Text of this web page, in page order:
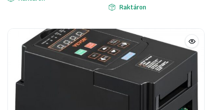
236830 Ft.
162052 Ft.
Raktáron